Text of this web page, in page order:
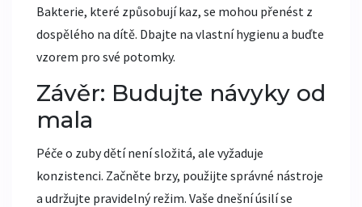
Bakterie, které způsobují kaz, se mohou přenést z
dospělého na dítě. Dbajte na vlastní hygienu a buďte
vzorem pro své potomky.
Závěr: Budujte návyky od
mala
Péče o zuby dětí není složitá, ale vyžaduje
konzistenci. Začněte brzy, použijte správné nástroje
a udržujte pravidelný režim. Vaše dnešní úsilí se